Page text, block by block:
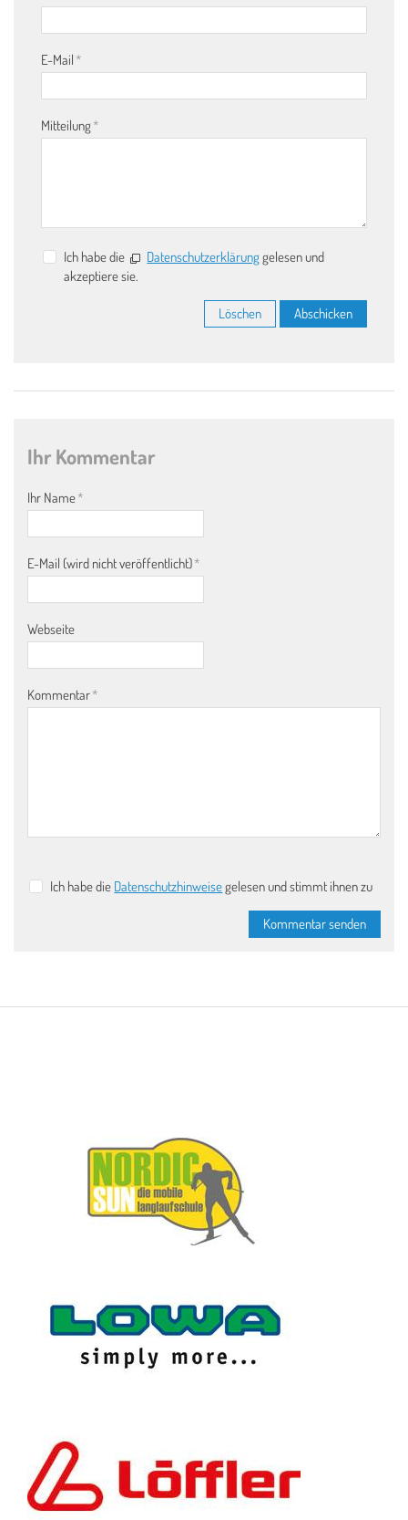
E-Mail *
Mitteilung*
Ich habe die Datenschutzerklärunggelesen und
akzeptiere sie.
Löschen Abschicken
Ihr Kommentar
Ihr Name*
E-Mail (wird nicht veröffentlicht)*
Webseite
Kommentar*
Ich habe die Datenschutzhinweisegelesen und stimmt ihnen zu
Kommentar senden